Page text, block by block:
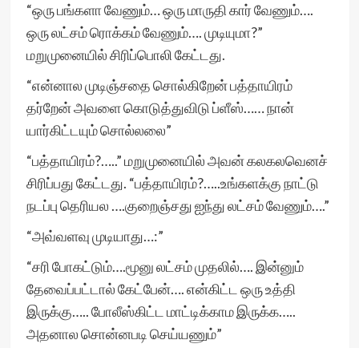
“ஒரு பங்களா வேணும்… ஒரு மாருதி கார் வேணும்….
ஒரு லட்சம் ரொக்கம் வேணும்…. முடியுமா?”
மறுமுனையில் சிரிப்பொலி கேட்டது.
“என்னால முடிஞ்சதை சொல்கிறேன் பத்தாயிரம்
தர்றேன் அவளை கொடுத்துவிடு ப்ளீஸ்…… நான்
யார்கிட்டயும் சொல்லலை”
“பத்தாயிரம்?…..” மறுமுனையில் அவன் கலகலவெனச்
சிரிப்பது கேட்டது. “பத்தாயிரம்?…..உங்களக்கு நாட்டு
நடப்பு தெரியல ….குறைஞ்சது ஐந்து லட்சம் வேணும்….”
“அவ்வளவு முடியாது…:”
“சரி போகட்டும்….மூனு லட்சம் முதலில்…. இன்னும்
தேவைப்பட்டால் கேட்பேன்…. என்கிட்ட ஒரு உத்தி
இருக்கு….. போலீஸ்கிட்ட மாட்டிக்காம இருக்க…..
அதனால சொன்னபடி செய்யணும்”